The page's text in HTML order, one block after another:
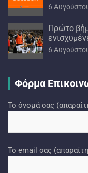
6
Πρώτο
6
Φόρμα
Το όνομά σας
Το email σας